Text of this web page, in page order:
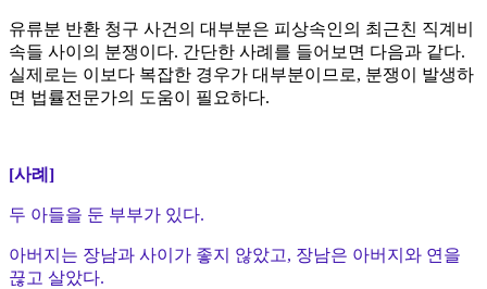
유류분 반환 청구 사건의 대부분은 피상속인의 최근친 직계비
속들 사이의 분쟁이다. 간단한 사례를 들어보면 다음과 같다.
실제로는 이보다 복잡한 경우가 대부분이므로, 분쟁이 발생하
면 법률전문가의 도움이 필요하다.
[사례]
두 아들을 둔 부부가 있다.
아버지는 장남과 사이가 좋지 않았고, 장남은 아버지와 연을
끊고 살았다.